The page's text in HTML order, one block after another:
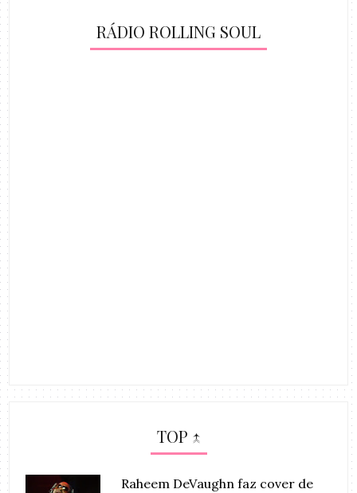
RÁDIO ROLLING SOUL
TOP ↑
Raheem DeVaughn faz cover de